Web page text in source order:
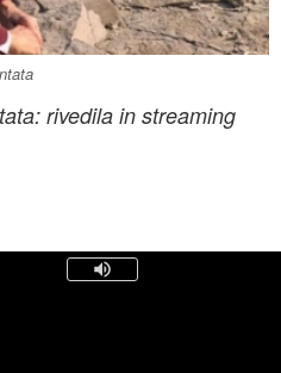
rivedila in streaming